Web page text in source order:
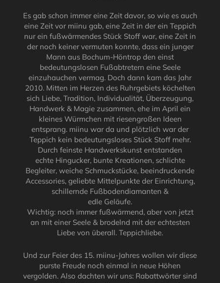
Es gab schon immer eine Zeit davor, so wie es auch
eine Zeit vor miinu gab, eine Zeit in der ein Teppich
nur ein fußwärmendes Stück Stoff war, eine Zeit in
der noch keiner vermuten konnte, dass ein junger
Mann aus Bochum-Höntrop den einst
bedeutungslosen Fußabtretern eine Seele
einzuhauchen vermag. Doch dann kam das Jahr
2010. Mitten im Herzen des Ruhrgebiets köchelten
sich Liebe, Tradition, Individualität, Überzeugung,
Handwerk & Magie zusammen, ehe im April ein
kleines Würmchen mit riesengroßen Ideen
entsprang. miinu war da und plötzlich war der
Teppich kein bedeutungsloses Stück Stoff mehr.
Durch feinste Handwerkskunst entstanden
echte Hingucker, bunte Kreationen, schlichte
Begleiter, weiche Schmuckstücke, beeindruckende
Accessories, geliebte Mittelpunkte der Einrichtung,
schillernde Fußbodendiamanten &
edle Geläufe.
Wichtig: noch immer fußwärmend, aber von jetzt
an mit einer Seele & brodelnd mit der echtesten
Liebe von überall. Teppichliebe.
Und zur Feier des 15. miinu-Jahres wollen wir diese
purste Freude noch einmal in neue Höhen
vergolden. Also dachten wir uns: Rabattwörter sind